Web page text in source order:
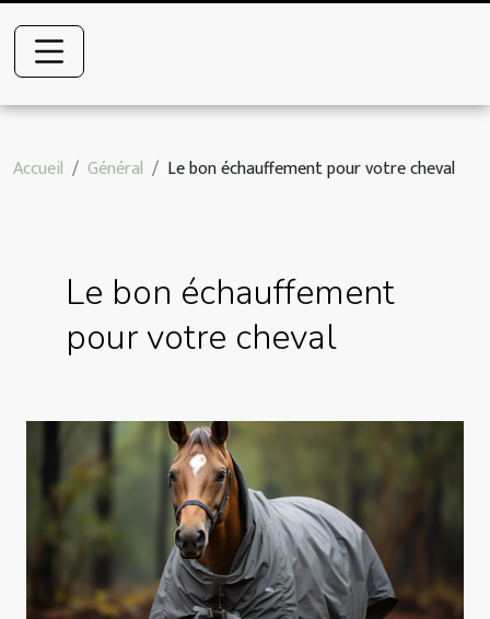
Accueil Général Le bon échauffement pour votre cheval
Le bon échauffement
pour votre cheval